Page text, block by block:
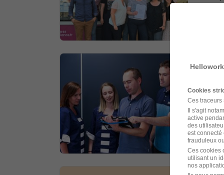
il y a
Cookies
Ces traceurs
Il s'agit
active
des
est connecté
frauduleux
Ces cookies
utilisant un
nos